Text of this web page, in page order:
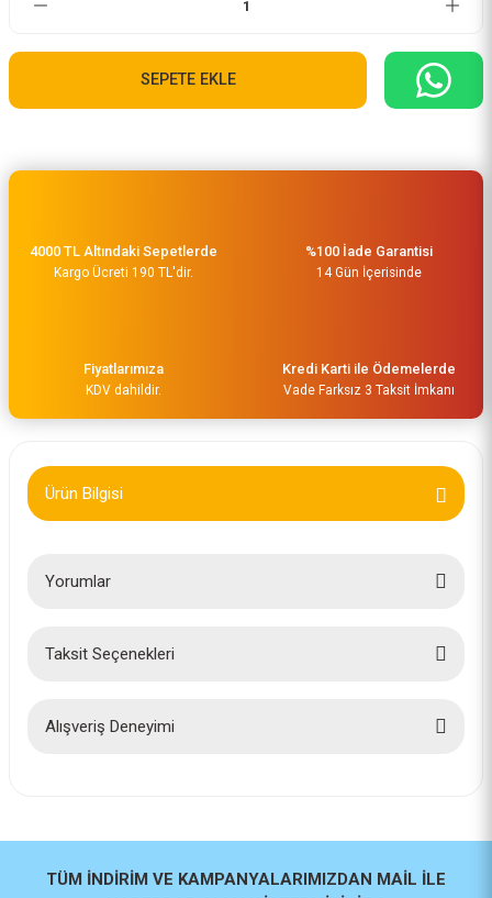
SEPETE EKLE
4000 TL Altındaki Sepetlerde
Kargo Ücreti 190 TL'dir.
%100 İade Garantisi
14 Gün İçerisinde
Fiyatlarımıza
KDV dahildir.
Kredi Karti ile Ödemelerde
Vade Farksız 3 Taksit İmkanı
Ürün Bilgisi
Yorumlar
Taksit Seçenekleri
Alışveriş Deneyimi
TÜM İNDİRİM VE KAMPANYALARIMIZDAN MAİL İLE